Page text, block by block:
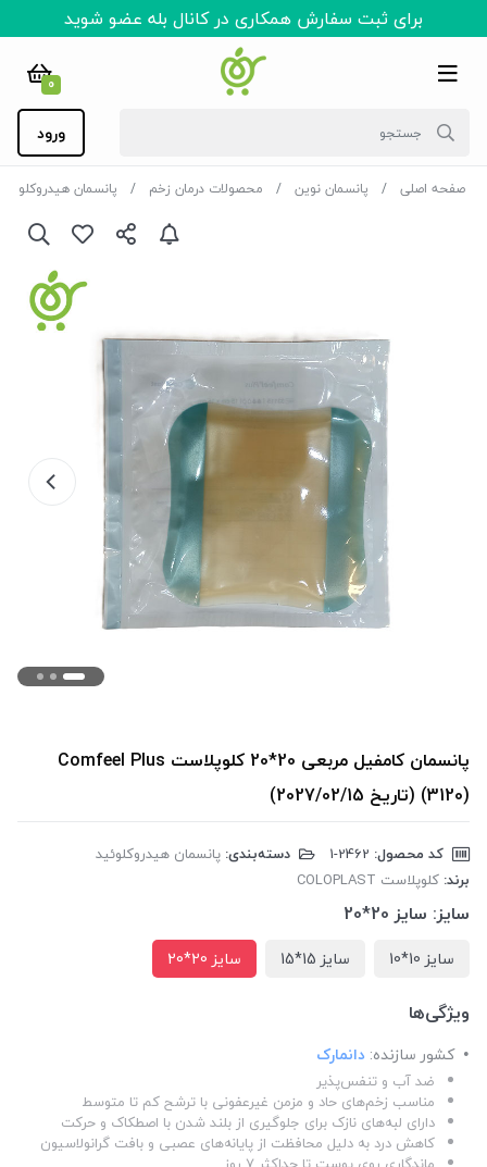
برای ثبت سفارش همکاری در کانال بله عضو شوید
0
ورود
صفحه اصلی پانسمان نوین محصولات درمان زخم پانسمان هیدروکلوئید
پانسمان کامفیل مربعی 20*20 کلوپلاست Comfeel Plus
(3120) (تاریخ 2027/02/15)
کد محصول: دسته‌بندی: پانسمان هیدروکلوئید
برند: کلوپلاست COLOPLAST
سایز: سایز 20*20
سایز 10*10 سایز 15*15 سایز 20*20
ویژگی‌ها
کشور سازنده: دانمارک
ضد آب و تنفس‌پذیر
مناسب زخم‌های حاد و مزمن غیرعفونی با ترشح کم تا متوسط
دارای لبه‌های نازک برای جلوگیری از بلند شدن با اصطکاک و حرکت
کاهش درد به دلیل محافظت از پایانه‌های عصبی و بافت گرانولاسیون